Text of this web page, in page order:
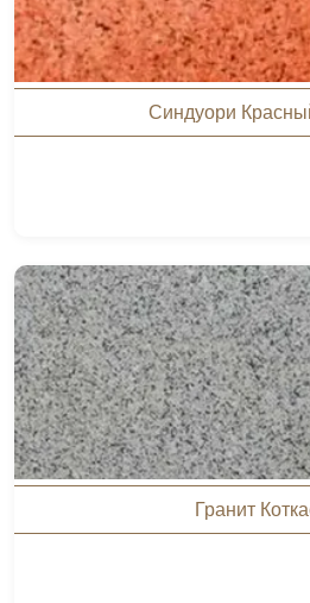
Синдуори
Гранит